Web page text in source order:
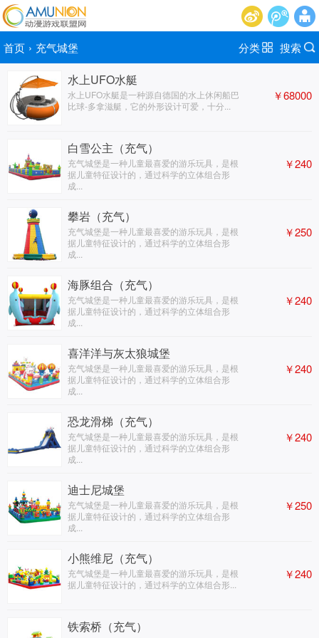
首页 › 充气城堡 搜索
分类
水上UFO水艇
水上UFO水艇是一种源自德国的水上休闲船巴
比球-多拿滋艇，它的外形设计可爱，十分...
￥68000
白雪公主（充气）
充气城堡是一种儿童最喜爱的游乐玩具，是根
据儿童特征设计的，通过科学的立体组合形
成...
￥240
攀岩（充气）
充气城堡是一种儿童最喜爱的游乐玩具，是根
据儿童特征设计的，通过科学的立体组合形
成...
￥250
海豚组合（充气）
充气城堡是一种儿童最喜爱的游乐玩具，是根
据儿童特征设计的，通过科学的立体组合形
成...
￥240
喜洋洋与灰太狼城堡
充气城堡是一种儿童最喜爱的游乐玩具，是根
据儿童特征设计的，通过科学的立体组合形
成...
￥240
恐龙滑梯（充气）
充气城堡是一种儿童最喜爱的游乐玩具，是根
据儿童特征设计的，通过科学的立体组合形
成...
￥240
迪士尼城堡
充气城堡是一种儿童最喜爱的游乐玩具，是根
据儿童特征设计的，通过科学的立体组合形
成...
￥250
小熊维尼（充气）
充气城堡是一种儿童最喜爱的游乐玩具，是根
据儿童特征设计的，通过科学的立体组合形...
￥240
铁索桥（充气）